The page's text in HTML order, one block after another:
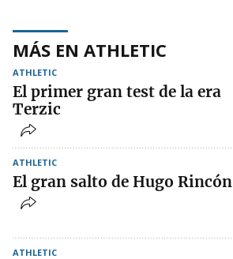
MÁS EN ATHLETIC
ATHLETIC
El primer gran test de la era
Terzic
ATHLETIC
El gran salto de Hugo Rincón
ATHLETIC